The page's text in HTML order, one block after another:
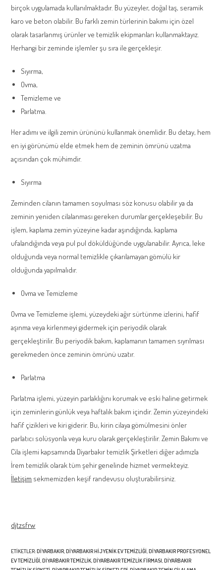
birçok uygulamada kullanılmaktadır. Bu yüzeyler, doğal taş, seramik
karo ve beton olabilir. Bu farklı zemin türlerinin bakımı için özel
olarak tasarlanmış ürünler ve temizlik ekipmanları kullanmaktayız.
Herhangi bir zeminde işlemler şu sıra ile gerçekleşir.
Sıyırma,
Ovma,
Temizleme ve
Parlatma.
Her adımı ve ilgili zemin ürününü kullanmak önemlidir. Bu detay, hem
en iyi görünümü elde etmek hem de zeminin ömrünü uzatma
açısından çok mühimdir.
Sıyırma
Zeminden cilanın tamamen soyulması söz konusu olabilir ya da
zeminin yeniden cilalanması gereken durumlar gerçekleşebilir. Bu
işlem, kaplama zemin yüzeyine kadar aşındığında, kaplama
ufalandığında veya pul pul döküldüğünde uygulanabilir. Ayrıca, leke
olduğunda veya normal temizlikle çıkarılamayan gömülü kir
olduğunda yapılmalıdır.
Ovma ve Temizleme
Ovma ve Temizleme işlemi, yüzeydeki ağır sürtünme izlerini, hafif
aşınma veya kirlenmeyi gidermek için periyodik olarak
gerçekleştirilir. Bu periyodik bakım, kaplamanın tamamen sıyrılması
gerekmeden önce zeminin ömrünü uzatır.
Parlatma
Parlatma işlemi, yüzeyin parlaklığını korumak ve eski haline getirmek
için zeminlerin günlük veya haftalık bakım içindir. Zemin yüzeyindeki
hafif çizikleri ve kiri giderir. Bu, kirin cilaya gömülmesini önler
parlatıcı solüsyonla veya kuru olarak gerçekleştirilir. Zemin Bakımı ve
Cila işlemi kapsamında Diyarbakır temizlik Şirketleri diğer adımızla
İrem temizlik olarak tüm şehir genelinde hizmet vermekteyiz.
İletişim sekmemizden keşif randevusu oluşturabilirsiniz.
djtzsfrw
ETIKETLER:DIYARBAKIR,DIYARBAKIR HIJYENIK EV TEMIZLIĞI,DIYARBAKIR PROFESYONEL
EV TEMIZLIĞI,DIYARBAKIR TEMIZLIK,DIYARBAKIR TEMIZLIK FIRMASI,DIYARBAKIR